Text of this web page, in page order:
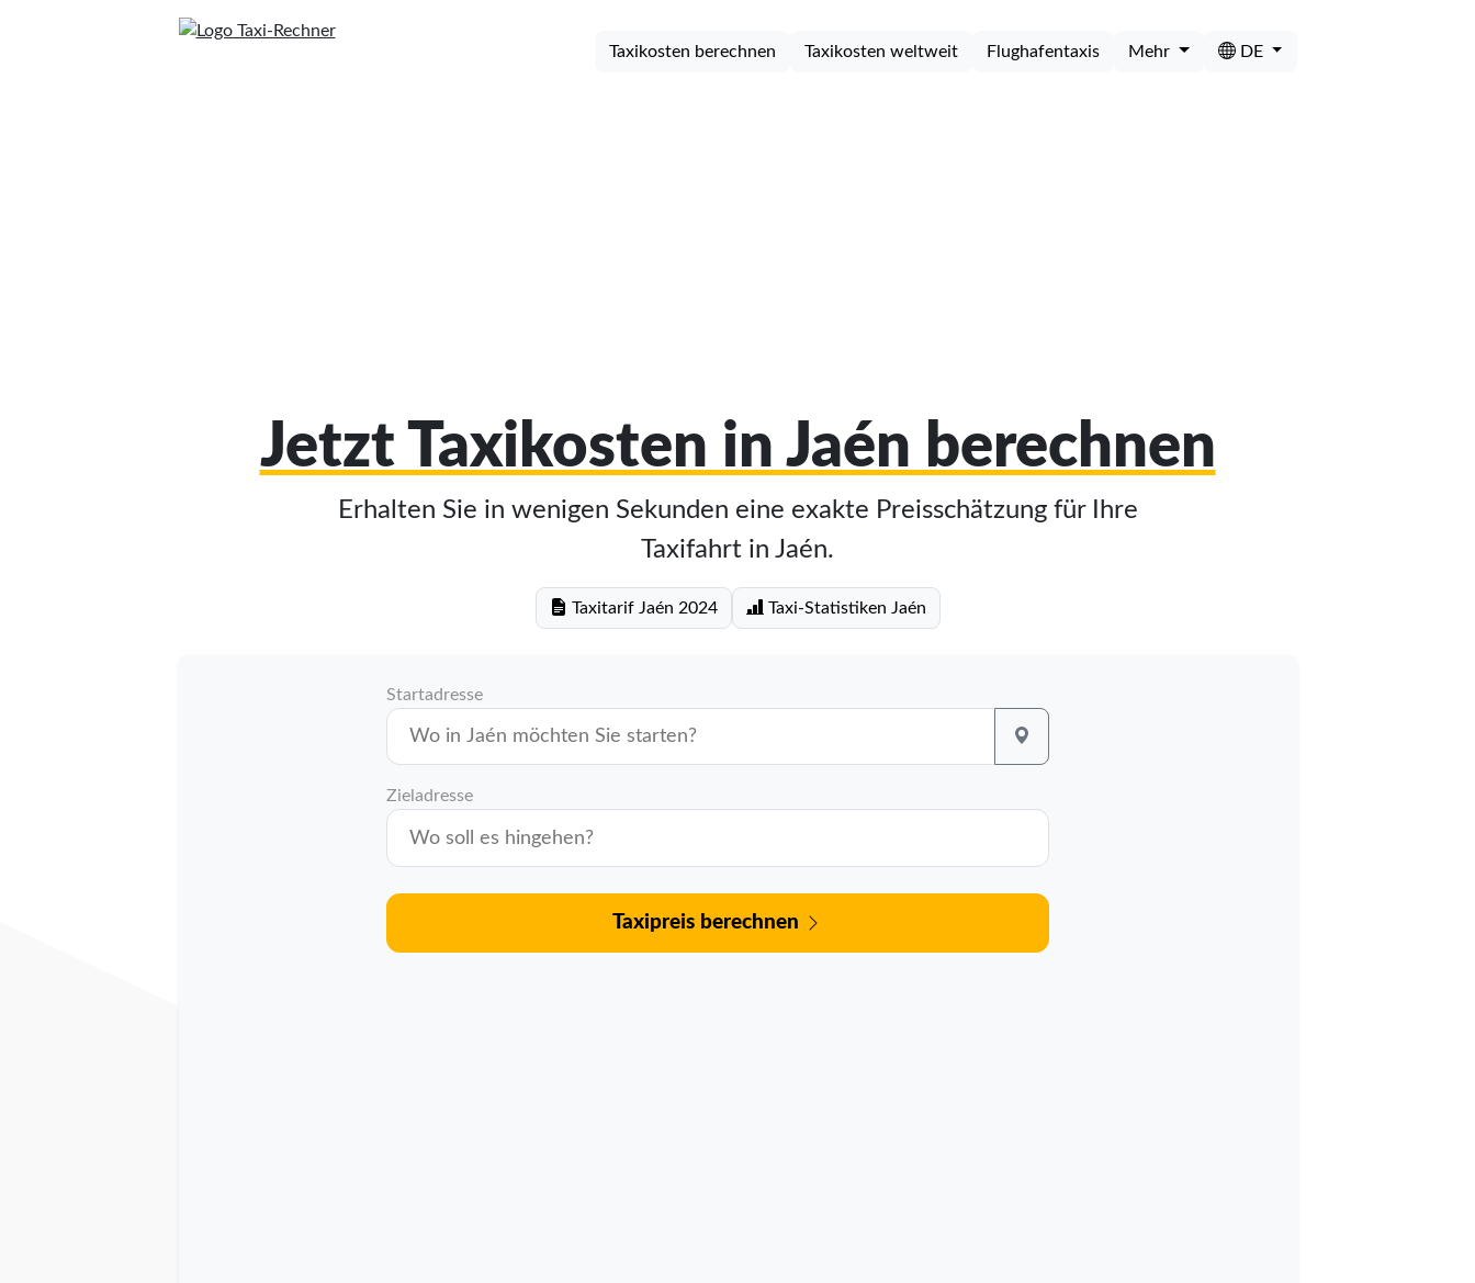
Taxikosten berechnen Taxikosten weltweit Flughafentaxis Mehr DE
Jetzt Taxikosten in Jaén berechnen
Erhalten Sie in wenigen Sekunden eine exakte Preisschätzung für Ihre
Taxifahrt in Jaén.
Taxitarif Jaén 2024 Taxi-Statistiken Jaén
Startadresse
Zieladresse
Taxipreis berechnen